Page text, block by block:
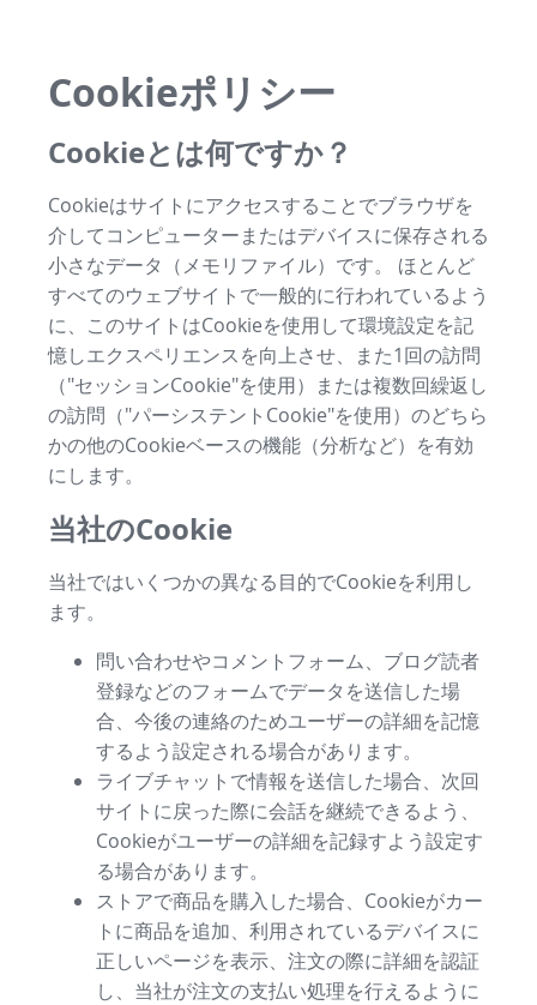
Cookieポリシー
Cookieとは何ですか？
Cookieはサイトにアクセスすることでブラウザを
介してコンピューターまたはデバイスに保存される
小さなデータ（メモリファイル）です。 ほとんど
すべてのウェブサイトで一般的に行われているよう
に、このサイトはCookieを使用して環境設定を記
憶しエクスペリエンスを向上させ、また1回の訪問
（"セッションCookie"を使用）または複数回繰返し
の訪問（"パーシステントCookie"を使用）のどちら
かの他のCookieベースの機能（分析など）を有効
にします。
当社のCookie
当社ではいくつかの異なる目的でCookieを利用し
ます。
問い合わせやコメントフォーム、ブログ読者
登録などのフォームでデータを送信した場
合、今後の連絡のためユーザーの詳細を記憶
するよう設定される場合があります。
ライブチャットで情報を送信した場合、次回
サイトに戻った際に会話を継続できるよう、
Cookieがユーザーの詳細を記録すよう設定す
る場合があります。
ストアで商品を購入した場合、Cookieがカー
トに商品を追加、利用されているデバイスに
正しいページを表示、注文の際に詳細を認証
し、当社が注文の支払い処理を行えるように